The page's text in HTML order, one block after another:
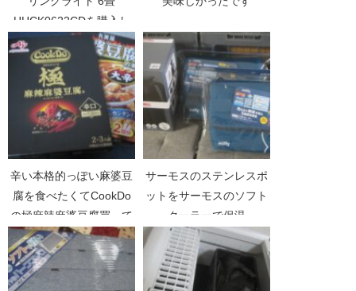
HHCK0622CDを購入し
辛い本格的っぽい麻婆豆
腐を食べたくてCookDo
の極麻辣麻婆豆腐買って
みた
サーモスのステンレスポ
ットをサーモスのソフト
クーラーで保温